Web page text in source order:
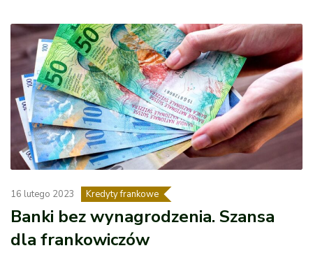
16 lutego 2023 Kredyty frankowe
Banki bez wynagrodzenia. Szansa
dla frankowiczów